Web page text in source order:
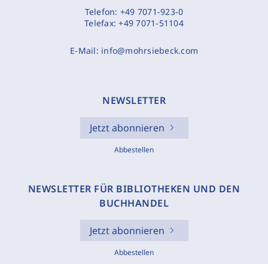
Telefon: +49 7071-923-0
Telefax:+49 7071-51104
E-Mail: info@mohrsiebeck.com
NEWSLETTER
Jetzt abonnieren
Abbestellen
NEWSLETTER FÜR BIBLIOTHEKEN UND DEN
BUCHHANDEL
Jetzt abonnieren
Abbestellen